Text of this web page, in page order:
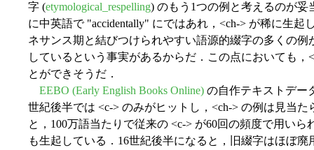
字 (etymological_respelling) のもう1つの例と考えるのが妥
に中英語で "accidentally" にではあれ，<ch-> が稀に生
ネサンス期と結びつけられやすい語源的綴字の多くの
しているという事実があるからだ．この点においても
とができそうだ．
EEBO (Early English Books Online) の自作テキストデー
世紀後半では <c-> のみがヒットし，<ch-> の例は見当
と，100万語当たりで従来の <c-> が60回の頻度で用い
も生起している．16世紀後半になると，旧綴字はほぼ